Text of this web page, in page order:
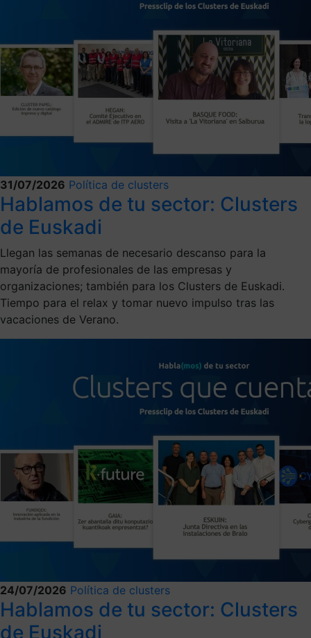
31/07/2026 Política de clusters
Hablamos de tu sector: Clusters
de Euskadi
Llegan las semanas de necesario descanso para la
mayoría de profesionales de las empresas y
organizaciones; también para los Clusters de Euskadi.
Tiempo para el relax y tomar nuevo impulso tras las
vacaciones de Verano.
24/07/2026 Política de clusters
Hablamos de tu sector: Clusters
de Euskadi